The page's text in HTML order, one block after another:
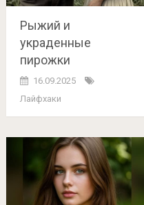
Рыжий и
украденные
пирожки
16.09.2025
Лайфхаки